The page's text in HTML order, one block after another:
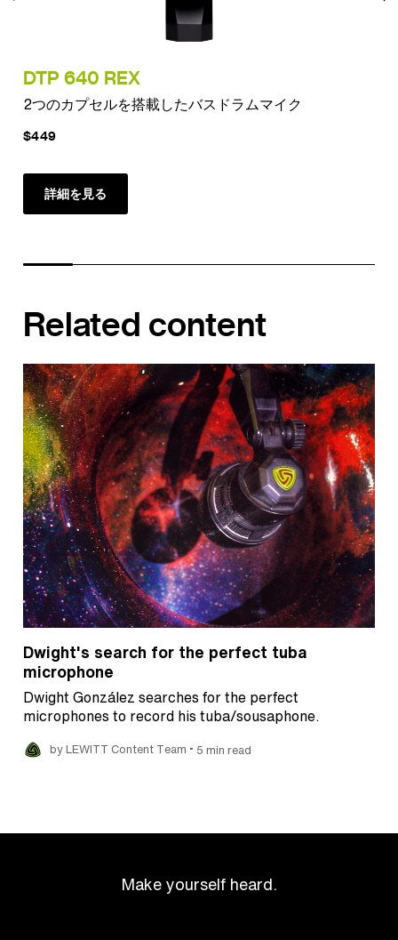
DTP 640 REX
2つのカプセルを搭載したバスドラムマイク
$449
詳細を見る
Related content
Dwight's search for the perfect tuba
microphone
Dwight González searches for the perfect
microphones to record his tuba/sousaphone.
by LEWITT Content Team • 5 min read
Make yourself heard.